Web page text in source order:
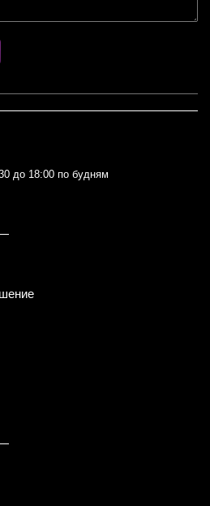
до 18:00 по будням